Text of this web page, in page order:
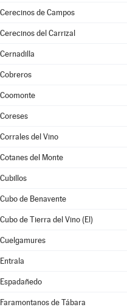
Cerecinos de Campos
Cerecinos del Carrizal
Cernadilla
Cobreros
Coomonte
Coreses
Corrales del Vino
Cotanes del Monte
Cubillos
Cubo de Benavente
Cubo de Tierra del Vino (El)
Cuelgamures
Entrala
Espadañedo
Faramontanos de Tábara